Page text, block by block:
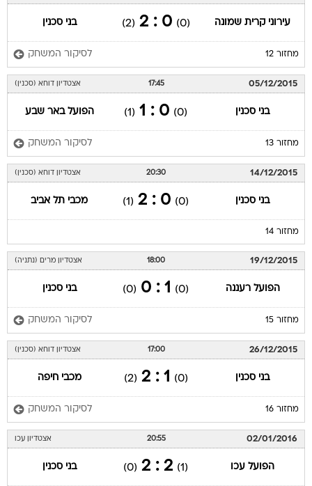
עירוני קרית שמונה (0)
0 : 2
(2) בני סכנין
מחזור 12 לסיקור המשחק
05/12/2015
17:45 אצטדיון דוחא (סכנין)
בני סכנין (0)
0 : 1
(1) הפועל באר שבע
מחזור 13 לסיקור המשחק
14/12/2015
20:30 אצטדיון דוחא (סכנין)
בני סכנין (0)
0 : 2
(1) מכבי תל אביב
מחזור 14
19/12/2015
18:00 אצטדיון מרים (נתניה)
הפועל רעננה (0)
1 : 0
(0) בני סכנין
מחזור 15 לסיקור המשחק
26/12/2015
17:00 אצטדיון דוחא (סכנין)
בני סכנין (0)
1 : 2
(2) מכבי חיפה
מחזור 16 לסיקור המשחק
02/01/2016
20:55 אצטדיון עכו
הפועל עכו (1)
2 : 2
(0) בני סכנין